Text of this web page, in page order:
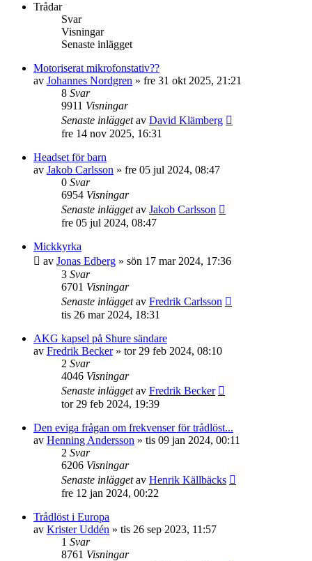
Trådar
Svar
Visningar
Senaste inlägget
Motoriserat mikrofonstativ??
av Johannes Nordgren » fre 31 okt 2025, 21:21
8 Svar
9911 Visningar
Senaste inläggetav David Klämberg
fre 14 nov 2025, 16:31
Headset för barn
av Jakob Carlsson » fre 05 jul 2024, 08:47
0 Svar
6954 Visningar
Senaste inläggetav Jakob Carlsson
fre 05 jul 2024, 08:47
Mickkyrka
av Jonas Edberg » sön 17 mar 2024, 17:36
3 Svar
6701 Visningar
Senaste inläggetav Fredrik Carlsson
tis 26 mar 2024, 18:31
AKG kapsel på Shure sändare
av Fredrik Becker» tor 29 feb 2024, 08:10
2 Svar
4046 Visningar
Senaste inläggetav Fredrik Becker
tor 29 feb 2024, 19:39
Den eviga frågan om frekvenser för trådlöst...
av Henning Andersson » tis 09 jan 2024, 00:11
2 Svar
6206 Visningar
Senaste inläggetav Henrik Källbäcks
fre 12 jan 2024, 00:22
Trådlöst i Europa
av Krister Uddén » tis 26 sep 2023, 11:57
1 Svar
8761 Visningar